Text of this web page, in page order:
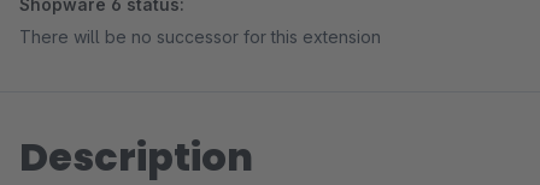
Shopware 6 status:
There will be no successor for this extension
Description